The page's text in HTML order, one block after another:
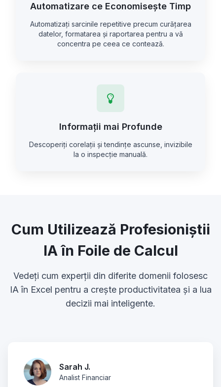
Automatizare ce Economisește Timp
Automatizați sarcinile repetitive precum curățarea
datelor, formatarea și raportarea pentru a vă
concentra pe ceea ce contează.
Informații mai Profunde
Descoperiți corelații și tendințe ascunse, invizibile
la o inspecție manuală.
Cum Utilizează Profesioniștii
IA în Foile de Calcul
Vedeți cum experții din diferite domenii folosesc
IA în Excel pentru a crește productivitatea și a lua
decizii mai inteligente.
Sarah J.
Analist Financiar